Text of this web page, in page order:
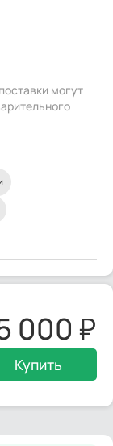
могут
000
Купить